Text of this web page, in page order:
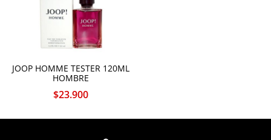
JOOP HOMME TESTER 120ML
HOMBRE
$23.900